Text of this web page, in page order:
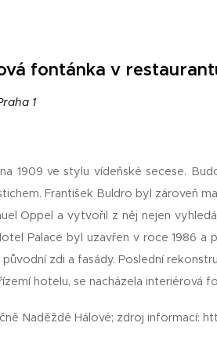
fontánka v
1
1909 ve stylu vídeňské secese.
František Buldro byl zároveň
Oppel a vytvořil z něj nejen
Palace byl uzavřen v roce 1986
zdi a fasády. Poslední
hotelu, se nacházela interiérová
Naděždě Hálové; zdroj informací: